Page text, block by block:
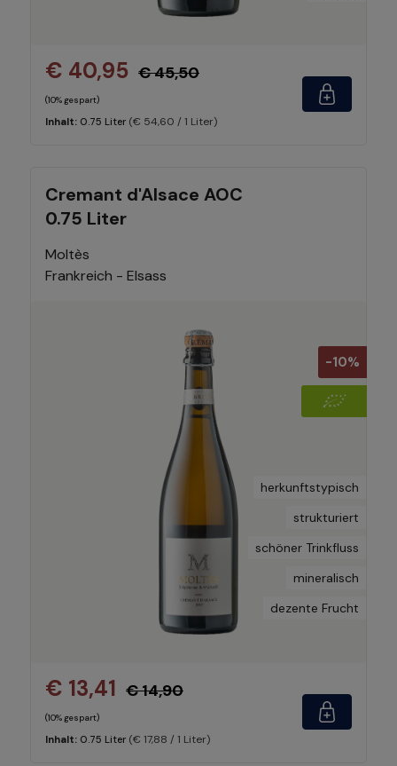
€ 40,95 € 45,50
(10% gespart)
Inhalt: 0.75 Liter (€ 54,60 / 1 Liter)
Cremant d'Alsace AOC
0.75 Liter
Moltès
Frankreich - Elsass
-10%
herkunftstypisch
strukturiert
schöner Trinkfluss
mineralisch
dezente Frucht
€ 13,41 € 14,90
(10% gespart)
Inhalt: 0.75 Liter (€ 17,88 / 1 Liter)